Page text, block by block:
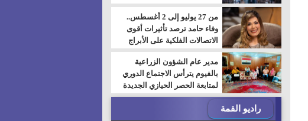
من 27 يوليو إلى 2 أغسطس..
وفاء حامد ترصد تأثيرات أقوى
الاتصالات الفلكية على الأبراج
مدير عام الشؤون الزراعية
بالفيوم يترأس الاجتماع الدوري
لمتابعة الحصر الحيازي الجديدة
راديو القمة